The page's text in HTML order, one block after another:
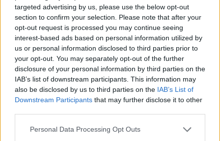
targeted advertising by us, please use the below opt-out
section to confirm your selection. Please note that after your
opt-out request is processed you may continue seeing
interest-based ads based on personal information utilized by
us or personal information disclosed to third parties prior to
your opt-out. You may separately opt-out of the further
disclosure of your personal information by third parties on the
IAB’s list of downstream participants. This information may
also be disclosed by us to third parties on the IAB’s List of
Downstream Participants that may further disclose it to other
Please note that this website/app uses one or more Google
Personal Data Processing Opt Outs
GalluraOggi.it
Ricevi le nostre ultime news
daGoogle News
Condividi l'articolo